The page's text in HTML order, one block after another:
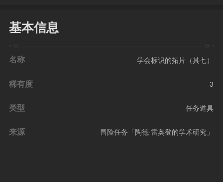
基本信息
名称 学会标识的拓片（其七）
稀有度 3
类型 任务道具
来源 冒险任务「陶德·雷奥登的学术研究」